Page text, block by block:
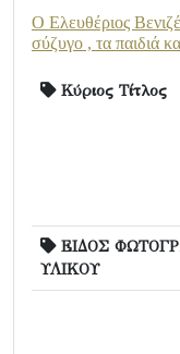
Ο Ελευθέριος
σύζυγο , τα παιδιά
Κύριος Τίτλος
ΕΙΔΟΣ
ΥΛΙΚΟΥ